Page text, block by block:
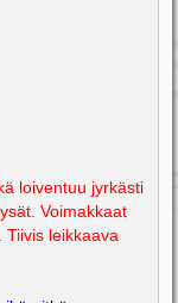
loiventuu jyrkästi
Voimakkaat
leikkaava